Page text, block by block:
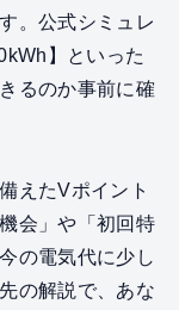
。公式シミュレ
】といった
るのか事前に確
えたVポイント
会」や「初回特
の電気代に少し
の解説で、あな